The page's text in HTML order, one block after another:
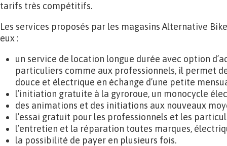
tarifs très compétitifs.
Les services proposés par les magasins Alternative
eux :
un service de location longue durée avec option
particuliers comme aux professionnels, il permet
douce et électrique en échange d’une petite
l’initiation gratuite à la gyroroue, un monocycle
des animations et des initiations aux nouveaux
l’essai gratuit pour les professionnels et les
l’entretien et la réparation toutes marques,
la possibilité de payer en plusieurs fois.